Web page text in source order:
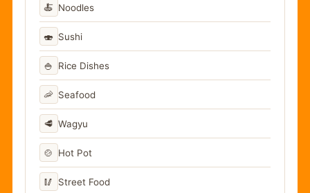
🍝 Noodles
🍣 Sushi
🍚 Rice Dishes
🦐 Seafood
🥩 Wagyu
🍲 Hot Pot
🥢 Street Food